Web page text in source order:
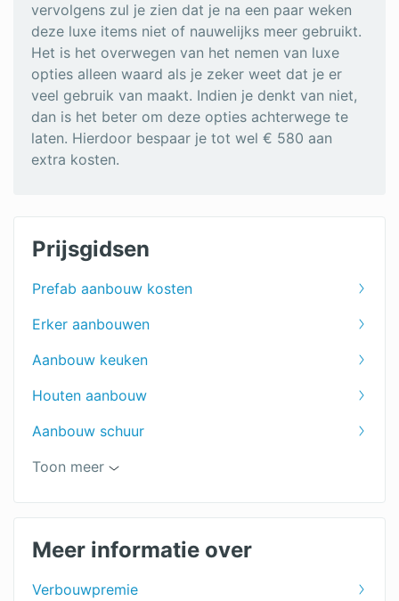
vervolgens zul je zien dat je na een paar weken
deze luxe items niet of nauwelijks meer gebruikt.
Het is het overwegen van het nemen van luxe
opties alleen waard als je zeker weet dat je er
veel gebruik van maakt. Indien je denkt van niet,
dan is het beter om deze opties achterwege te
laten. Hierdoor bespaar je tot wel € 580 aan
extra kosten.
Prijsgidsen
Prefab aanbouw kosten
Erker aanbouwen
Aanbouw keuken
Houten aanbouw
Aanbouw schuur
Zolder verbouwen
Toilet verbouwen
Verbouwing
Toon meer
Meer informatie over
Verbouwpremie